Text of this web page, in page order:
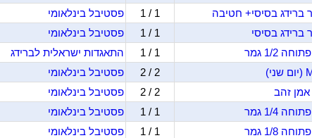
1 / 1
פסטיבל בינלאומי
1 / 1
פסטיבל בינלאומי
1 / 1
התאגדות ישראלית לברידג
2 / 2
פסטיבל בינלאומי
2 / 2
פסטיבל בינלאומי
1 / 1
פסטיבל בינלאומי
1 / 1
פסטיבל בינלאומי